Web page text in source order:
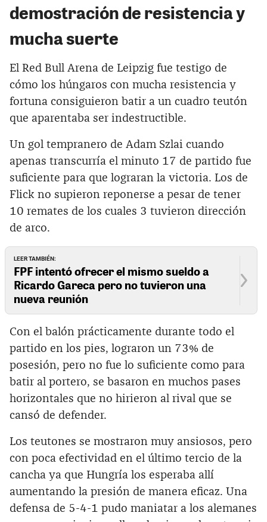
demostración de resistencia y
mucha suerte
El Red Bull Arena de Leipzig fue testigo de
cómo los húngaros con mucha resistencia y
fortuna consiguieron batir a un cuadro teutón
que aparentaba ser indestructible.
Un gol tempranero de Adam Szlai cuando
apenas transcurría el minuto 17 de partido fue
suficiente para que lograran la victoria. Los de
Flick no supieron reponerse a pesar de tener
10 remates de los cuales 3 tuvieron dirección
de arco.
LEER TAMBIÉN:
FPF intentó ofrecer el mismo sueldo a
Ricardo Gareca pero no tuvieron una
nueva reunión
Con el balón prácticamente durante todo el
partido en los pies, lograron un 73% de
posesión, pero no fue lo suficiente como para
batir al portero, se basaron en muchos pases
horizontales que no hirieron al rival que se
cansó de defender.
Los teutones se mostraron muy ansiosos, pero
con poca efectividad en el último tercio de la
cancha ya que Hungría los esperaba allí
aumentando la presión de manera eficaz. Una
defensa de 5-4-1 pudo maniatar a los alemanes